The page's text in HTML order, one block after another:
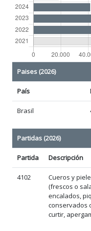
Paises (2026)
País
Brasil
Partidas (2026)
Partida Descripción
4102
Cueros y
(frescos o
encalados,
conservados
curtir,